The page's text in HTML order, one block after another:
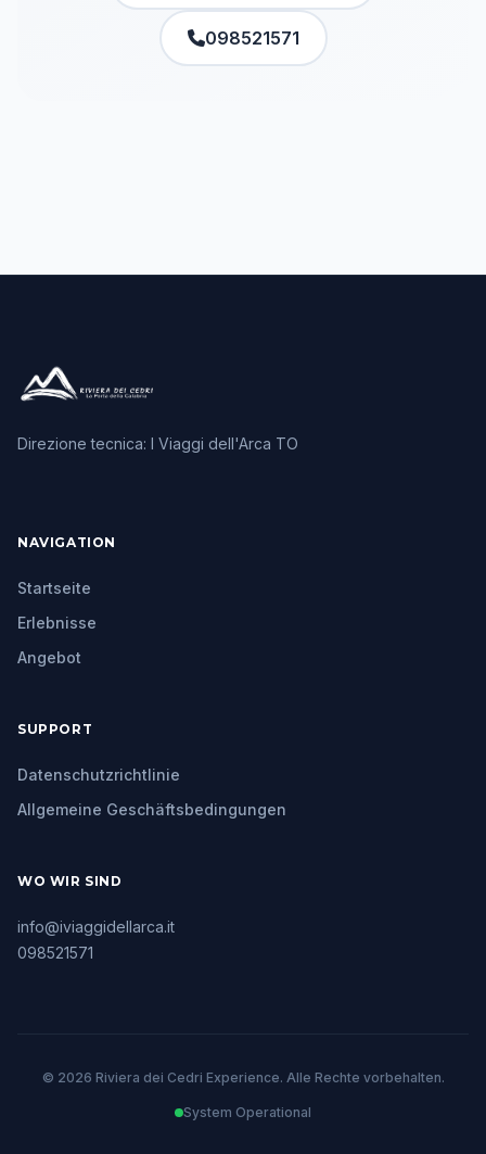
098521571
Direzione tecnica: I Viaggi dell'Arca TO
NAVIGATION
Startseite
Erlebnisse
Angebot
SUPPORT
Datenschutzrichtlinie
Allgemeine Geschäftsbedingungen
WO WIR SIND
info@iviaggidellarca.it
098521571
© 2026 Riviera dei Cedri Experience. Alle Rechte vorbehalten.
System Operational